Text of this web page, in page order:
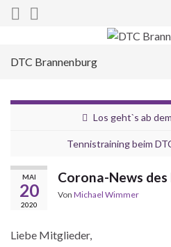
DTC Brannenburg
Los geht`s ab
Tennistraining beim
MAI
20
2020
Corona-News des
Von Michael Wimmer
Liebe Mitglieder,